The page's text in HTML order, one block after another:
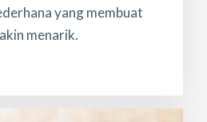
yang membuat
menarik.